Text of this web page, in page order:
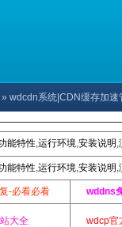
» wdcdn系统|CDN缓存加速
能特性,运行环境,安装说明 ,
能特性,运行环境,安装说明 ,
-必看必看 wddns
大全 wdcp官